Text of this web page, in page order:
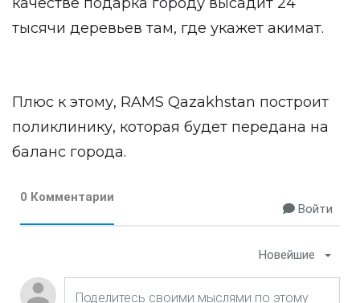
тысячи деревьев там, где укажет акимат.
Плюс к этому, RAMS Qazakhstan построит
поликлинику, которая будет передана на
баланс города.
0 Комментарии
Войти
Новейшие